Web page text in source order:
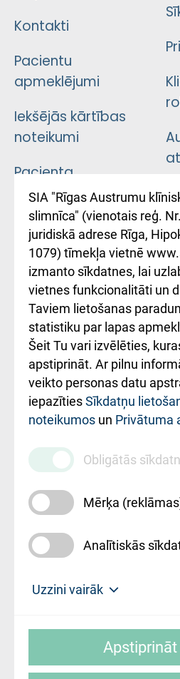
Kontakti
Pacientu
apmeklējumi
Iekšējās kārtības
noteikumi
Pacienta
atsauksmju/sūdzību
iesniegšanas
kārtība
Kā pie mums nokļūt
Rēķinu apmaksas
ceļvedis
Rekvizīti un
ārstniecības
iestādes kods
010000234
Maksas
pakalpojumu
cenrādis
SIA "Rīgas Austrumu
slimnīca" (vienotais reģ.
juridiskā adrese Rīga,
1079) tīmekļa vietnē
izmanto sīkdatnes, lai
vietnes funkcionalitāti un
Taviem lietošanas
statistiku par lapas
Šeit Tu vari izvēlēties,
apstiprināt. Ar pilnu
veikto personas datu
iepazītiesSīkdatņu
noteikumos un Privātuma
Obligātās
Mērķa
Analītiskās
Uzzini vairāk
slimnīca, turpmāk –